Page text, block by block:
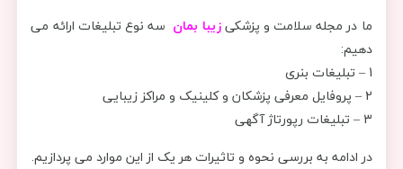
ما در مجله سلامت و پزشکیزیبا بمان سه نوع تبلیغات ارائه می
دهیم:
1 – تبلیغات بنری
2 – پروفایل معرفی پزشکان و کلینیک و مراکز زیبایی
3 – تبلیغات رپورتاژ آگهی
در ادامه به بررسی نحوه و تاثیرات هر یک از این موارد می پردازیم.